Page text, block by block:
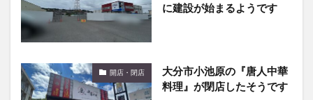
に建設が始まるようです
開店・閉店
大分市小池原の『唐人中華
料理』が閉店したそうです